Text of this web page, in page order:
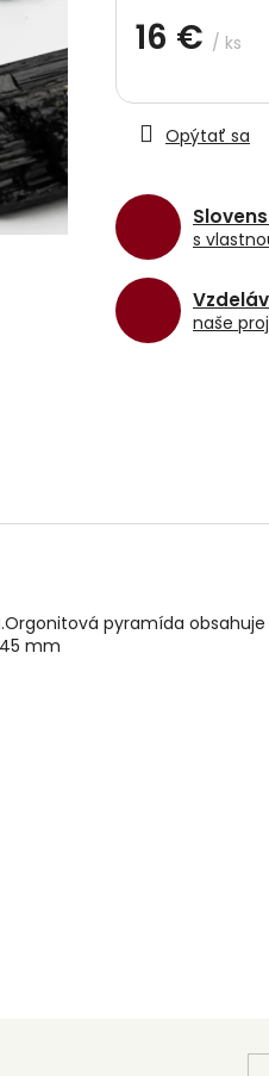
16 € / ks
cena:
s
naše
Opýtať sa
hviezdičiek.
pyramída
mm